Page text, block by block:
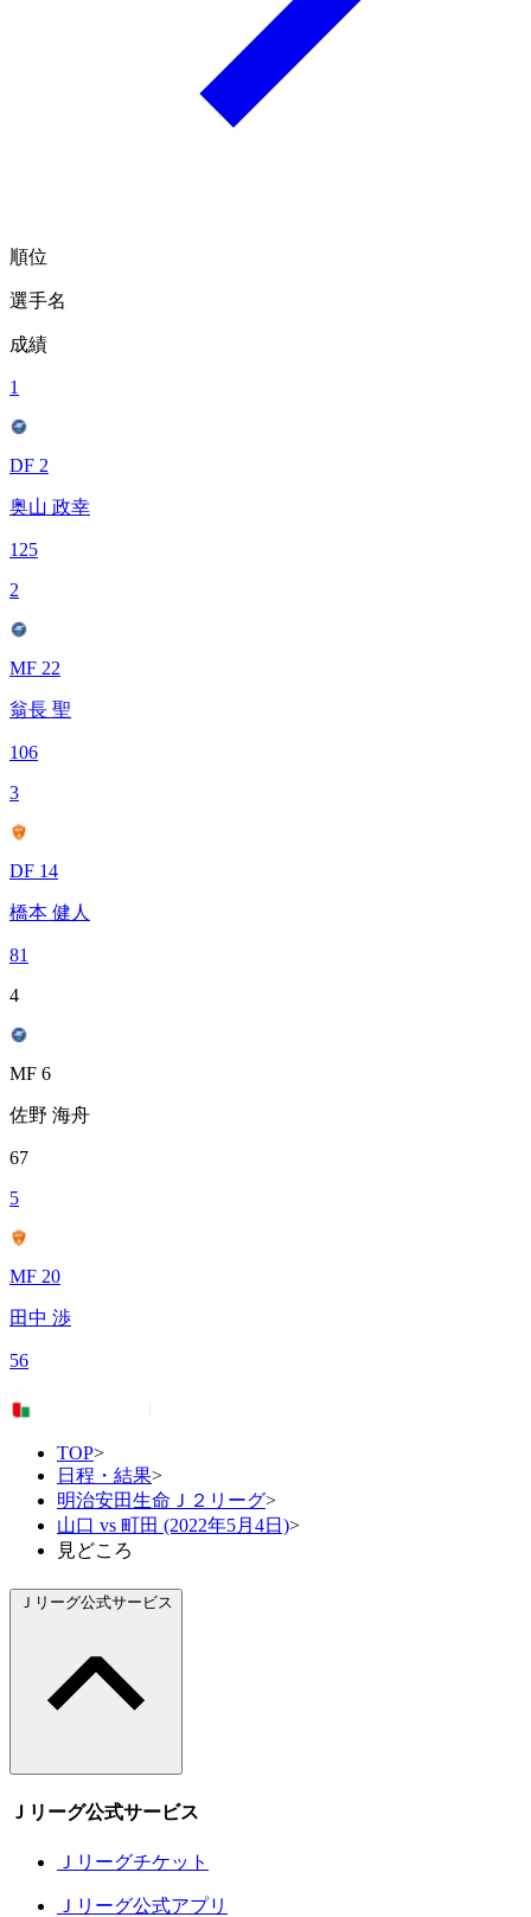
順位
選手名
成績
1
DF 2
奥山 政幸
125
2
MF 22
翁長 聖
106
3
DF 14
橋本 健人
81
4
MF 6
佐野 海舟
67
5
MF 20
田中 渉
56
TOP>
日程・結果>
明治安田生命Ｊ２リーグ>
山口 vs 町田 (2022年5月4日)>
見どころ
Ｊリーグ公式サービス
Ｊリーグ公式サービス
Ｊリーグチケット
Ｊリーグ公式アプリ